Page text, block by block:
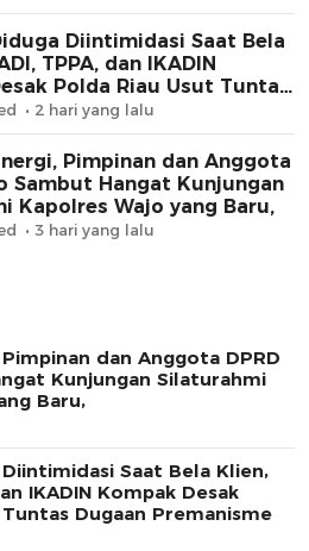
Diintimidasi Saat Bela
TPPA, dan IKADIN
Polda Riau Usut Tuntas
2 hari yang lalu
Pimpinan dan Anggota
Sambut Hangat Kunjungan
Kapolres Wajo yang Baru,
3 hari yang lalu
dan Anggota DPRD
Kunjungan Silaturahmi
Baru,
Saat Bela Klien,
IKADIN Kompak Desak
Dugaan Premanisme